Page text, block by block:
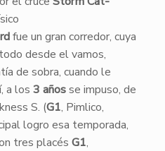
fue un gran corredor, cuya
desde el vamos,
de sobra, cuando le
a los 3 añosse impuso, de
S. (G1, Pimlico,
logro esa temporada,
tres placés G1,